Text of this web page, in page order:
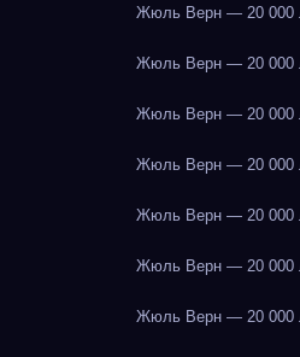
Жюль Верн — 20 000
Жюль Верн — 20 000
Жюль Верн — 20 000
Жюль Верн — 20 000
Жюль Верн — 20 000
Жюль Верн — 20 000
Жюль Верн — 20 000